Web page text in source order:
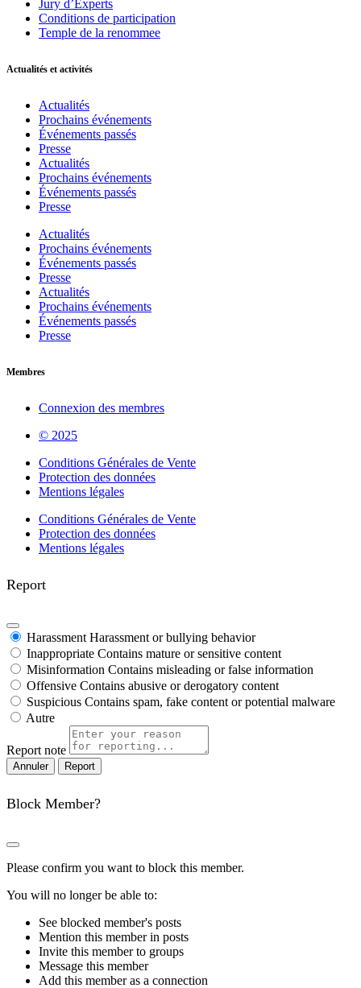
Jury d’Experts
Conditions de participation
Temple de la renommee
Actualités et activités
Actualités
Prochains événements
Événements passés
Presse
Actualités
Prochains événements
Événements passés
Presse
Actualités
Prochains événements
Événements passés
Presse
Actualités
Prochains événements
Événements passés
Presse
Membres
Connexion des membres
© 2025
Conditions Générales de Vente
Protection des données
Mentions légales
Conditions Générales de Vente
Protection des données
Mentions légales
Report
Harassment Harassment or bullying behavior
Inappropriate Contains mature or sensitive content
Misinformation Contains misleading or false information
Offensive Contains abusive or derogatory content
Suspicious Contains spam, fake content or potential malware
Autre
Report note
Report
Block Member?
Please confirm you want to block this member.
You will no longer be able to:
See blocked member's posts
Mention this member in posts
Invite this member to groups
Message this member
Add this member as a connection